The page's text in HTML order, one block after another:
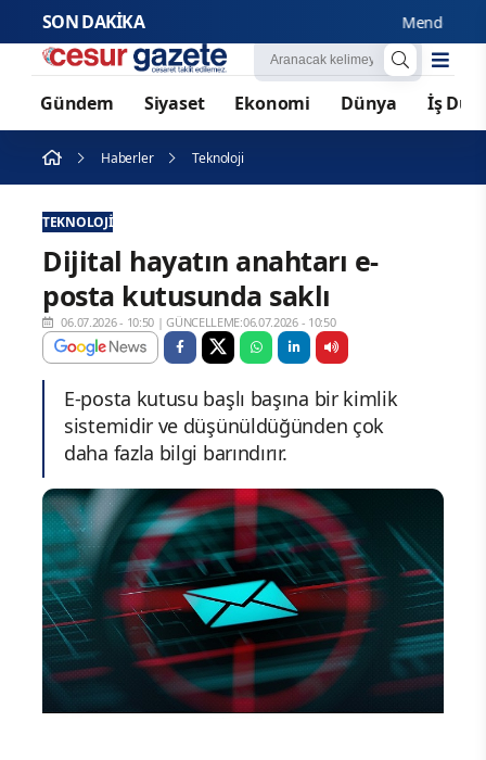
SON DAKİKA Menderes
Gündem Siyaset Ekonomi Dünya İş
Haberler Teknoloji
TEKNOLOJI
Dijital hayatın anahtarı e-
posta kutusunda saklı
06.07.2026 - 10:50 |GÜNCELLEME:06.07.2026 - 10:50
E-posta kutusu başlı başına bir kimlik
sistemidir ve düşünüldüğünden çok
daha fazla bilgi barındırır.